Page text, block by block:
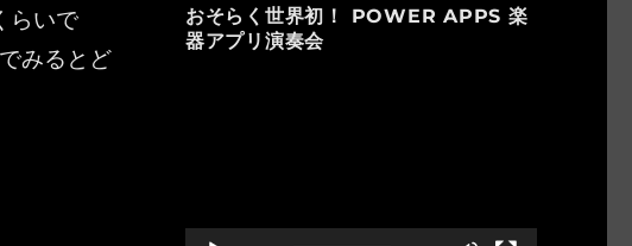
らいで
みるとど
おそらく世界初！ POWER APPS 楽
器アプリ演奏会